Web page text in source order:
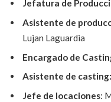
Jefatura de
Asistente de
Lujan Laguardia
Encargado de
Asistente de casting:
Jefe de locaciones: